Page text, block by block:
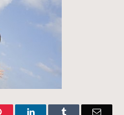
Pinterest LinkedInTumblr Email